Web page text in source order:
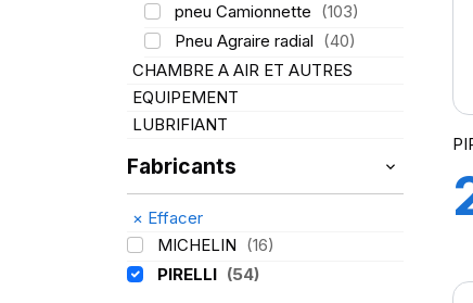
pneu Camionnette (103)
Pneu Agraire radial (40)
CHAMBRE A AIR ET AUTRES
EQUIPEMENT
LUBRIFIANT
Fabricants
× Effacer
MICHELIN (16)
PIRELLI (54)